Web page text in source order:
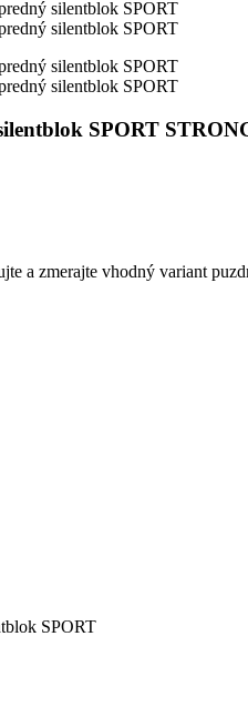
SPORT
a zmerajte vhodný variant
SPORT